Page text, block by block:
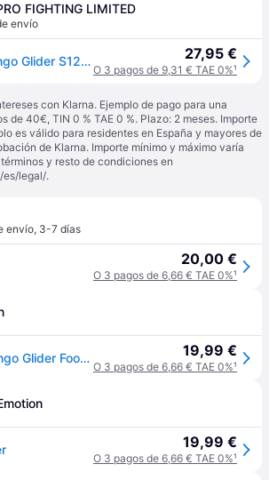
FIGHTING LIMITED
envío
Football adidas Tango Glider S12241 - 4 27,95 €
O 3 pagos de 9,31 € TAE 0%¹
con Klarna. Ejemplo de pago para una
de 40€, TIN 0 % TAE 0 %. Plazo: 2 meses. Importe
es válido para residentes en España y mayores de
de Klarna. Importe mínimo y máximo varía
y resto de condiciones en
es/legal/.
envío, 3-7 días
20,00 €
O 3 pagos de 6,66 € TAE 0%¹
adidas Hombre Tango Glider Football/Soccer Ball Recreation Ball, White/Black, 5 19,99 €
O 3 pagos de 6,66 € TAE 0%¹
19,99 €
O 3 pagos de 6,66 € TAE 0%¹